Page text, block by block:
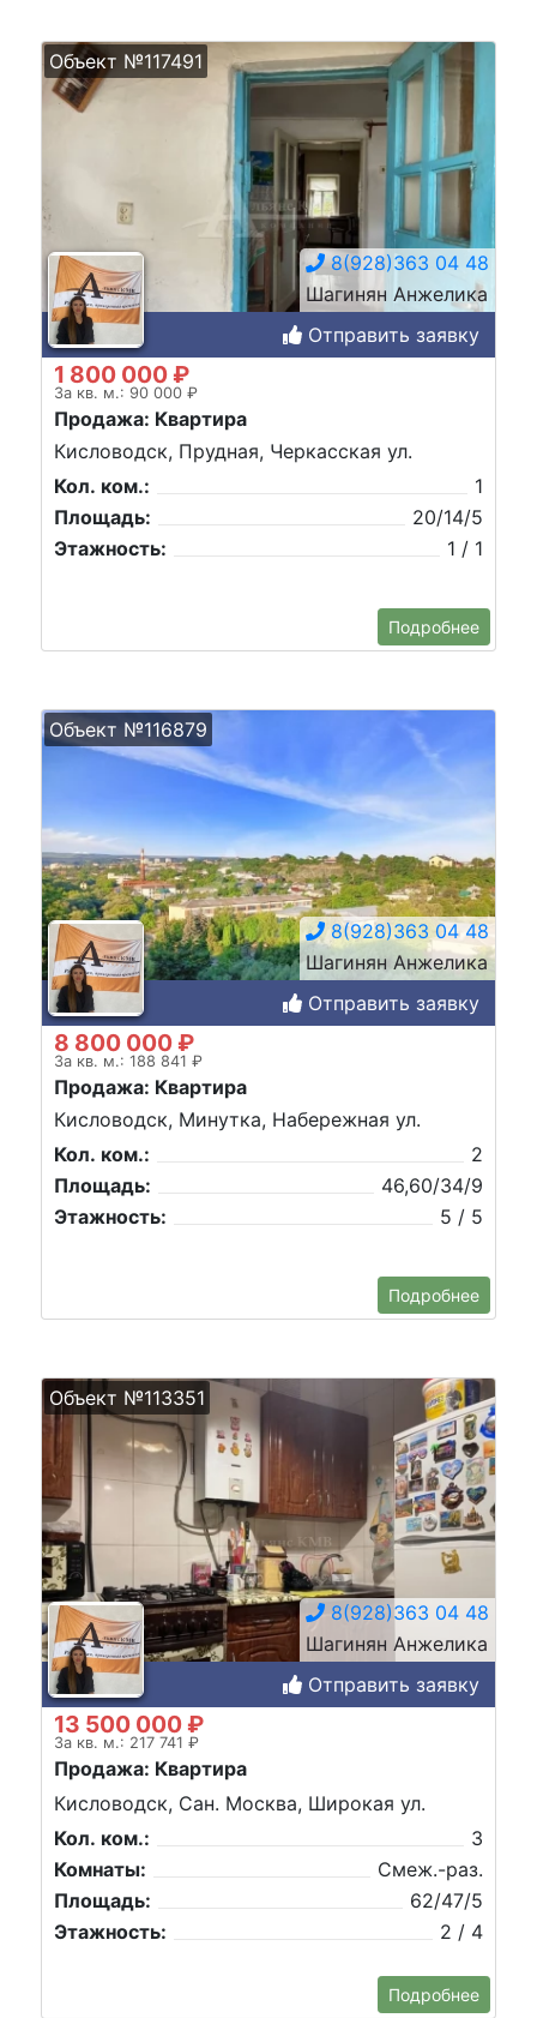
Объект №117491
8(928)363 04 48
Шагинян Анжелика
Отправить заявку
1 800 000 ₽
За кв. м.: 90 000 ₽
Продажа: Квартира
Кисловодск, Прудная, Черкасская ул.
Кол. ком.:
1
Площадь:
20/14/5
Этажность:
1 / 1
Подробнее
Объект №116879
8(928)363 04 48
Шагинян Анжелика
Отправить заявку
8 800 000 ₽
За кв. м.: 188 841 ₽
Продажа: Квартира
Кисловодск, Минутка, Набережная ул.
Кол. ком.:
2
Площадь:
46,60/34/9
Этажность:
5 / 5
Подробнее
Объект №113351
8(928)363 04 48
Шагинян Анжелика
Отправить заявку
13 500 000 ₽
За кв. м.: 217 741 ₽
Продажа: Квартира
Кисловодск, Сан. Москва, Широкая ул.
Кол. ком.:
3
Комнаты:
Смеж.-раз.
Площадь:
62/47/5
Этажность:
2 / 4
Подробнее